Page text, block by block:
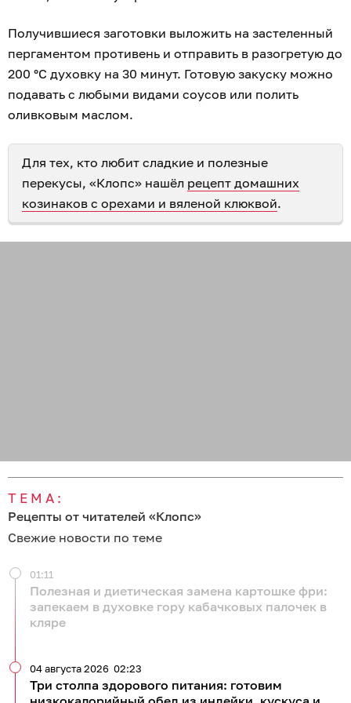
Получившиеся заготовки выложить на застеленный
пергаментом противень и отправить в разогретую до
200 °С духовку на 30 минут. Готовую закуску можно
подавать с любыми видами соусов или полить
оливковым маслом.
Для тех, кто любит сладкие и полезные
перекусы, «Клопс» нашёл рецепт домашних
козинаков с орехами и вяленой клюквой.
ТЕМА:
Рецепты от читателей «Клопс»
Свежие новости по теме
Полезная и диетическая замена картошке фри:
запекаем в духовке гору кабачковых палочек в
кляре
01:11
Три столпа здорового питания: готовим
04 августа 2026 02:23